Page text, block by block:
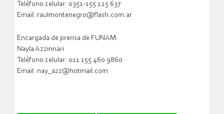
Teléfono celular: 0351-155 125 637
Email: raulmontenegro@flash.com.ar
Encargada de prensa de FUNAM:
Nayla Azzinnari
Teléfono celular: 011 155 460 9860
Email: nay_azz@hotmail.com